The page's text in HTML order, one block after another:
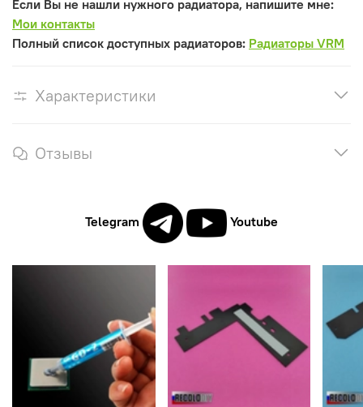
Если Вы не нашли нужного радиатора, напишите мне:
Мои контакты
Полный список доступных радиаторов: Радиаторы VRM
Характеристики
Отзывы
Telegram Youtube